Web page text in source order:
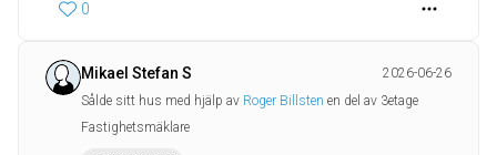
0
Mikael Stefan S
2026-06-26
Sålde sitt hus med hjälp av Roger Billsten en del av 3etage
Fastighetsmäklare